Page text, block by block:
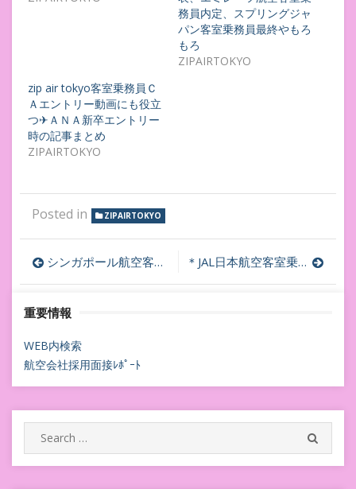
務員内定、スプリングジャ
パン客室乗務員最終やもろ
もろ
ZIPAIRTOKYO
zip air tokyo客室乗務員Ｃ
Ａエントリー動画にも役立
つ✈ＡＮＡ新卒エントリー
時の記事まとめ
ZIPAIRTOKYO
Posted in ZIPAIRTOKYO
投
稿
ナ
ビ
ゲ
ー
シ
ョ
シンガポール航空客室乗務員採用面接内定へ✈キャセイパシフィックと同様、内定渡航後の訓練に注意 ＊JAL日本航空客室乗務員採用面接内定へ✈オンライン面接講義レジュメ
重要情報
WEB内検索
航空会社採用面接ﾚﾎﾟｰﾄ
Search
for: